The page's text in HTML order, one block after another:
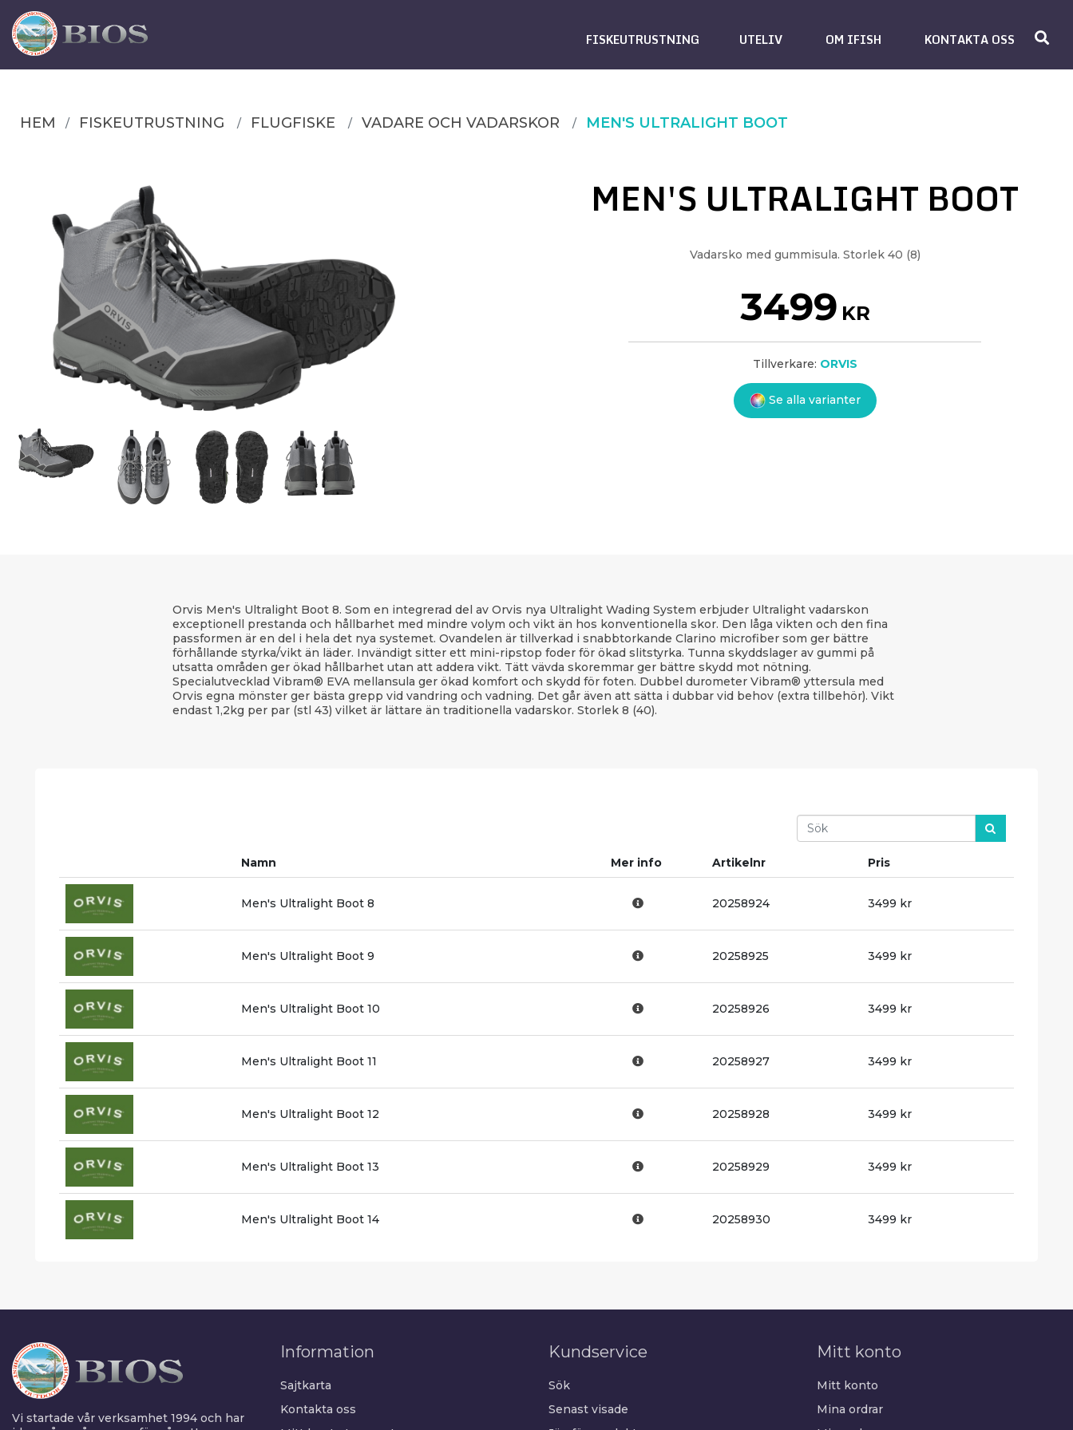
FISKEUTRUSTNING UTELIV OM IFISH KONTAKTA OSS
HEM FISKEUTRUSTNING FLUGFISKE VADARE OCH VADARSKOR MEN'S ULTRALIGHT BOOT
MEN'S ULTRALIGHT BOOT
Vadarsko med gummisula. Storlek 40 (8)
3499 KR
Tillverkare: ORVIS
Se alla varianter
Orvis Men's Ultralight Boot 8. Som en integrerad del av Orvis nya Ultralight Wading System erbjuder Ultralight vadarskon
exceptionell prestanda och hållbarhet med mindre volym och vikt än hos konventionella skor. Den låga vikten och den fina
passformen är en del i hela det nya systemet. Ovandelen är tillverkad i snabbtorkande Clarino microfiber som ger bättre
förhållande styrka/vikt än läder. Invändigt sitter ett mini-ripstop foder för ökad slitstyrka. Tunna skyddslager av gummi på
utsatta områden ger ökad hållbarhet utan att addera vikt. Tätt vävda skoremmar ger bättre skydd mot nötning.
Specialutvecklad Vibram® EVA mellansula ger ökad komfort och skydd för foten. Dubbel durometer Vibram® yttersula med
Orvis egna mönster ger bästa grepp vid vandring och vadning. Det går även att sätta i dubbar vid behov (extra tillbehör). Vikt
endast 1,2kg per par (stl 43) vilket är lättare än traditionella vadarskor. Storlek 8 (40).
Search
Namn Mer info Artikelnr Pris
Men's Ultralight Boot 8 20258924 3499 kr
Men's Ultralight Boot 9 20258925 3499 kr
Men's Ultralight Boot 10 20258926 3499 kr
Men's Ultralight Boot 11 20258927 3499 kr
Men's Ultralight Boot 12 20258928 3499 kr
Men's Ultralight Boot 13 20258929 3499 kr
Men's Ultralight Boot 14 20258930 3499 kr
Vi startade vår verksamhet 1994 och har
Information
Sajtkarta
Kontakta oss
Kundservice
Sök
Senast visade
Mitt konto
Mitt konto
Mina ordrar